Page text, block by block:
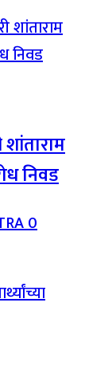
निवड
0